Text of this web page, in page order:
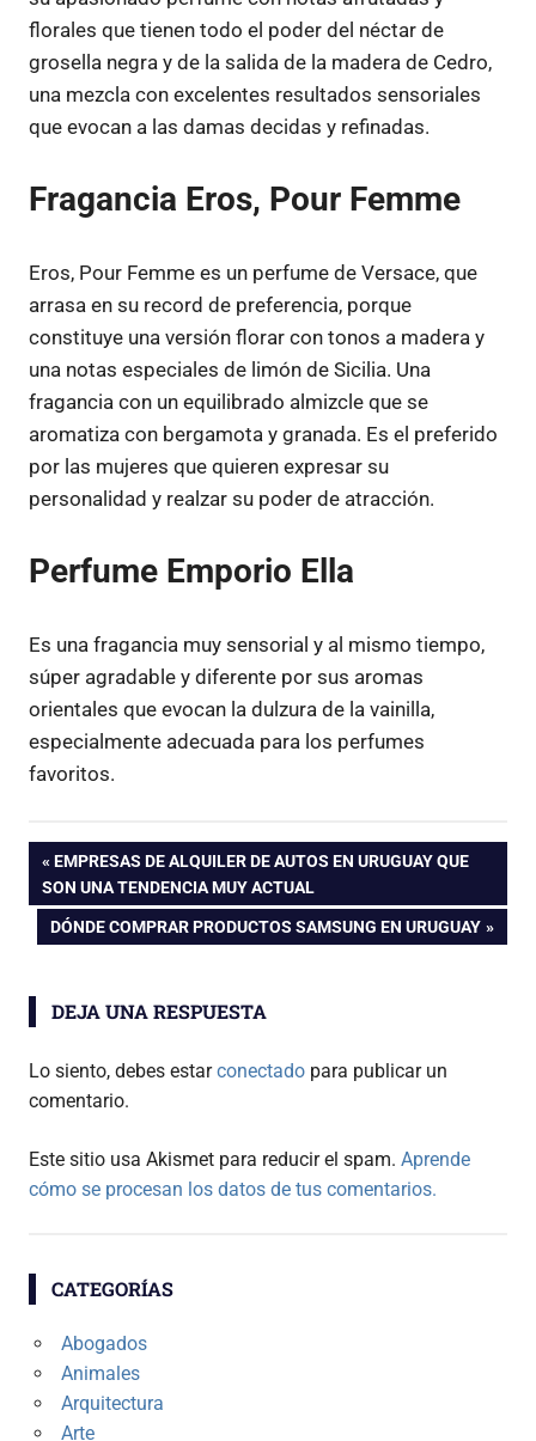
florales que tienen todo el poder del néctar de
grosella negra y de la salida de la madera de Cedro,
una mezcla con excelentes resultados sensoriales
que evocan a las damas decidas y refinadas.
Fragancia Eros, Pour Femme
Eros, Pour Femme es un perfume de Versace, que
arrasa en su record de preferencia, porque
constituye una versión florar con tonos a madera y
una notas especiales de limón de Sicilia. Una
fragancia con un equilibrado almizcle que se
aromatiza con bergamota y granada. Es el preferido
por las mujeres que quieren expresar su
personalidad y realzar su poder de atracción.
Perfume Emporio Ella
Es una fragancia muy sensorial y al mismo tiempo,
súper agradable y diferente por sus aromas
orientales que evocan la dulzura de la vainilla,
especialmente adecuada para los perfumes
favoritos.
Navegación
de
ENTRADA
ANTERIOR:
EMPRESAS DE ALQUILER DE AUTOS EN URUGUAY QUE
SON UNA TENDENCIA MUY ACTUAL
ENTRADA
DÓNDE COMPRAR PRODUCTOS SAMSUNG EN URUGUAY
DEJA UNA RESPUESTA
Lo siento, debes estarconectado para publicar un
comentario.
Este sitio usa Akismet para reducir el spam. Aprende
cómo se procesan los datos de tus comentarios.
CATEGORÍAS
Abogados
Animales
Arquitectura
Arte